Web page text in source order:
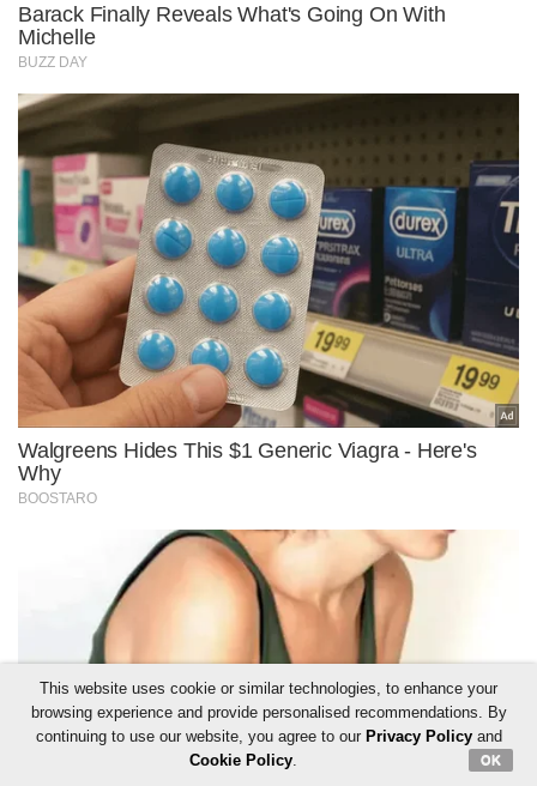
This website uses cookie or similar technologies, to enhance your
browsing experience and provide personalised recommendations. By
continuing to use our website, you agree to our Privacy Policyand
Cookie Policy. OK